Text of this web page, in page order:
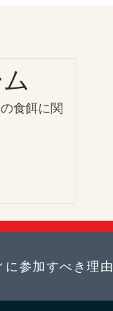
食餌に関
に参加すべき理由